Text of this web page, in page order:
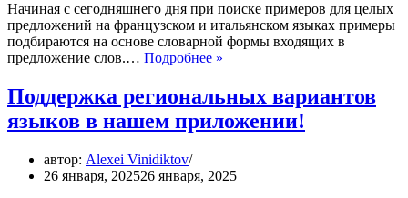
Начиная с сегодняшнего дня при поиске примеров для целых
предложений на французском и итальянском языках примеры
подбираются на основе словарной формы входящих в
предложение слов.… Подробнее »
примеров
для
итальянского
Поддержка региональных вариантов
языков в нашем приложении!
автор: Alexei Vinidiktov
26 января, 202526 января, 2025